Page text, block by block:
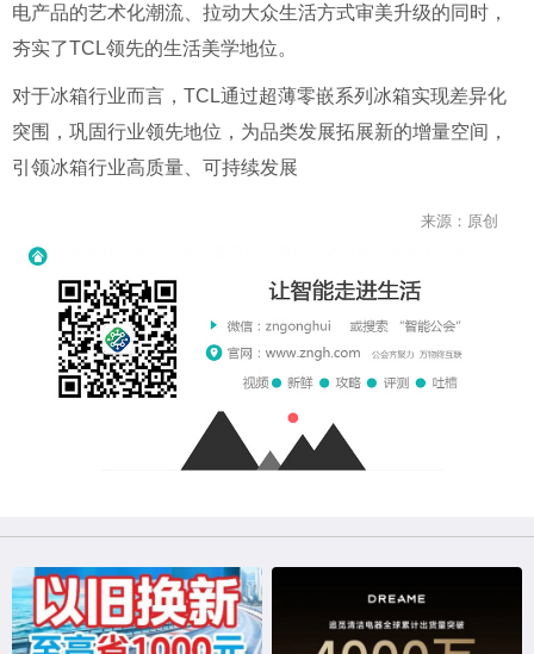
电产品的艺术化潮流、拉动大众生活方式审美升级的同时，
夯实了TCL领先的生活美学地位。
对于冰箱行业而言，TCL通过超薄零嵌系列冰箱实现差异化
突围，巩固行业领先地位，为品类发展拓展新的增量空间，
引领冰箱行业高质量、可持续发展
来源：原创